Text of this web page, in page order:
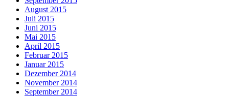
August 2015
Juli 2015
Juni 2015
Mai 2015
April 2015
Februar 2015
Januar 2015
Dezember 2014
November 2014
September 2014